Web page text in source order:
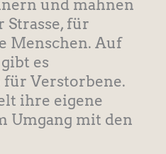
und mahnen
Strasse, für
Menschen. Auf
es
für Verstorbene.
ihre eigene
Umgang mit den